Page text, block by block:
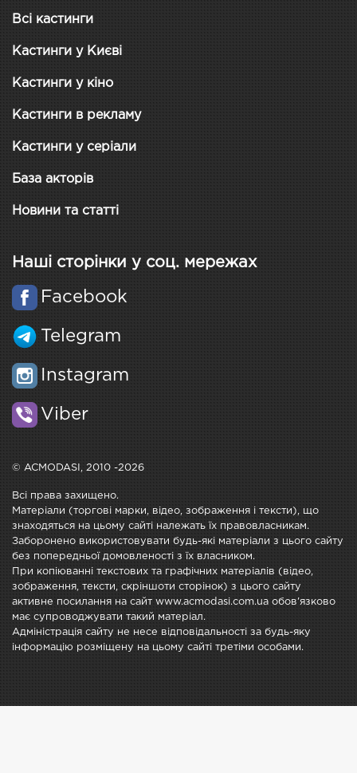
Всі кастинги
Кастинги у Києві
Кастинги у кіно
Кастинги в рекламу
Кастинги у серіали
База акторів
Новини та статті
Наші сторінки у соц. мережах
Facebook
Telegram
Instagram
Viber
© ACMODASI, 2010 -2026
Всі права захищено.
Матеріали (торгові марки, відео, зображення і тексти), що
знаходяться на цьому сайті належать їх правовласникам.
Заборонено використовувати будь-які матеріали з цього сайту
без попередньої домовленості з їх власником.
При копіюванні текстових та графічних матеріалів (відео,
зображення, тексти, скріншоти сторінок) з цього сайту
активне посилання на сайт www.acmodasi.com.ua обов'язково
має супроводжувати такий матеріал.
Адміністрація сайту не несе відповідальності за будь-яку
інформацію розміщену на цьому сайті третіми особами.